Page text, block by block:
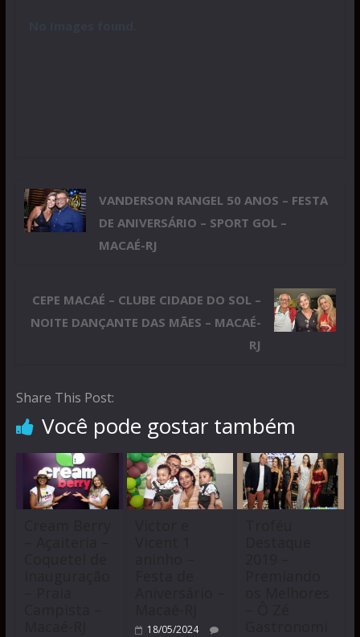
VANDERSON RANGEL 50 ANOS – FESTA
DE ANIVERSÁRIO – SPORT GOL –
MACAÉ-RJ
CEPE MACAÉ – CLUBE CIDADE DO SOL –
NOITE DANÇANTE DAS MÃES – MACAÉ-
RJ
Share This Post:
Você pode gostar também
18/05/2024